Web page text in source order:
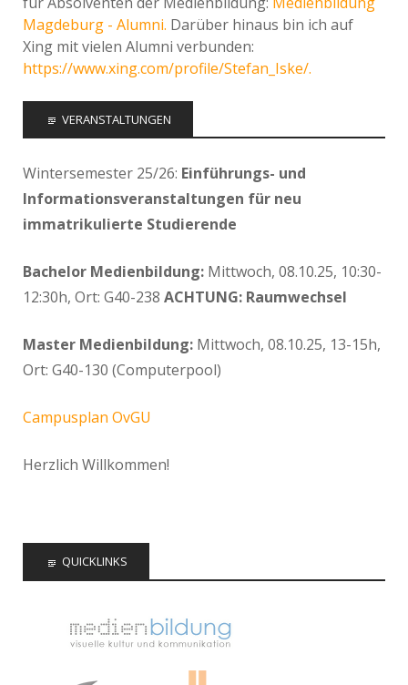
Magdeburg - Alumni. Darüber hinaus bin ich auf
Xing mit vielen Alumni verbunden:
https://www.xing.com/profile/Stefan_Iske/.
VERANSTALTUNGEN
Wintersemester 25/26: Einführungs- und
Informationsveranstaltungen für neu
immatrikulierte Studierende
Bachelor Medienbildung: Mittwoch, 08.10.25, 10:30-
12:30h, Ort: G40-238 ACHTUNG: Raumwechsel
Master Medienbildung: Mittwoch, 08.10.25, 13-15h,
Ort: G40-130 (Computerpool)
Campusplan OvGU
Herzlich Willkommen!
QUICKLINKS